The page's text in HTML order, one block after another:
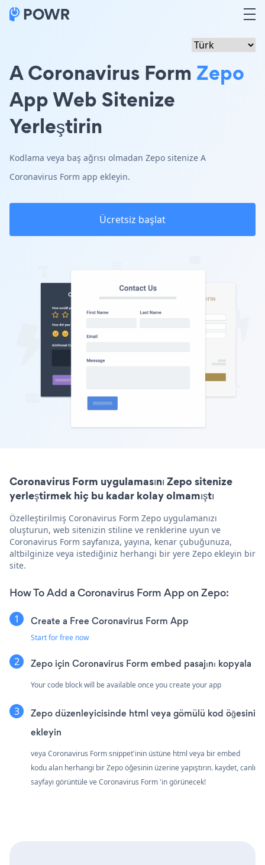
A Coronavirus Form Zepo
App Web Sitenize
Yerleştirin
Kodlama veya baş ağrısı olmadan Zepo sitenize A
Coronavirus Form app ekleyin.
Ücretsiz başlat
Coronavirus Form uygulamasını Zepo sitenize
yerleştirmek hiç bu kadar kolay olmamıştı
Özelleştirilmiş Coronavirus Form Zepo uygulamanızı
oluşturun, web sitenizin stiline ve renklerine uyun ve
Coronavirus Form sayfanıza, yayına, kenar çubuğunuza,
altbilginize veya istediğiniz herhangi bir yere Zepo ekleyin bir
site.
How To Add a Coronavirus Form App on Zepo:
Create a Free Coronavirus Form App
Start for free now
Zepo için Coronavirus Form embed pasajını kopyala
Your code block will be available once you create your app
Zepo düzenleyicisinde html veya gömülü kod öğesini
ekleyin
veya Coronavirus Form snippet'inin üstüne html veya bir embed
kodu alan herhangi bir Zepo öğesinin üzerine yapıştırın. kaydet, canlı
sayfayı görüntüle ve Coronavirus Form 'in görünecek!